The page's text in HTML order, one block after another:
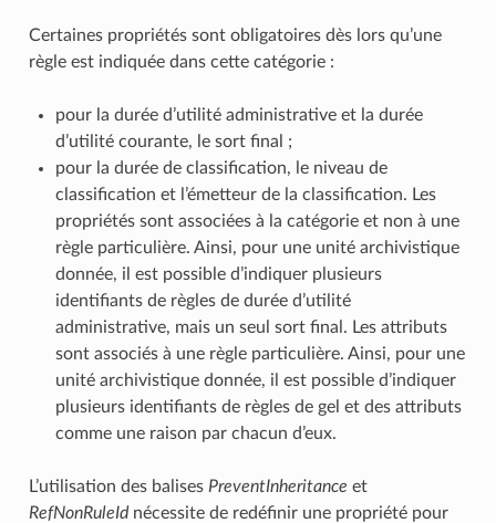
Certaines propriétés sont obligatoires dès lors qu’une
règle est indiquée dans cette catégorie :
pour la durée d’utilité administrative et la durée
d’utilité courante, le sort final ;
pour la durée de classification, le niveau de
classification et l’émetteur de la classification. Les
propriétés sont associées à la catégorie et non à une
règle particulière. Ainsi, pour une unité archivistique
donnée, il est possible d’indiquer plusieurs
identifiants de règles de durée d’utilité
administrative, mais un seul sort final. Les attributs
sont associés à une règle particulière. Ainsi, pour une
unité archivistique donnée, il est possible d’indiquer
plusieurs identifiants de règles de gel et des attributs
comme une raison par chacun d’eux.
L’utilisation des balises PreventInheritance et
RefNonRuleIdnécessite de redéfinir une propriété pour